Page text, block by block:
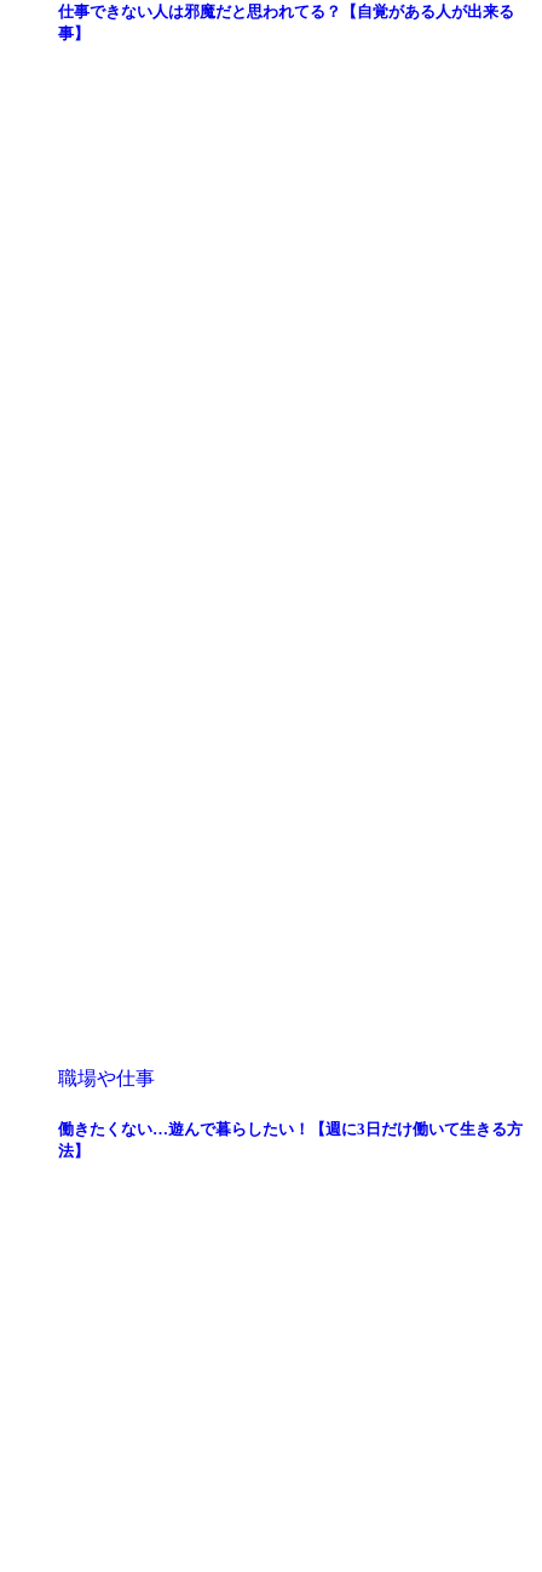
仕事できない人は邪魔だと思われてる？【自覚がある人が出来る
事】
職場や仕事
働きたくない…遊んで暮らしたい！【週に3日だけ働いて生きる方
法】